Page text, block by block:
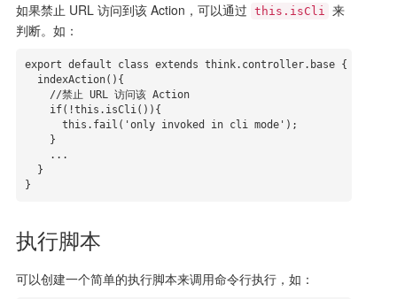
如果禁止 URL 访问到该 Action，可以通过 this.isCli 来
判断。如：
export default class extends think.controller.base {
}
执行脚本
可以创建一个简单的执行脚本来调用命令行执行，如：